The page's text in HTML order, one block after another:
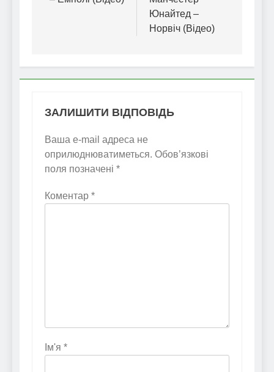
Юнайтед –
Норвіч (Відео)
ЗАЛИШИТИ ВІДПОВІДЬ
Ваша e-mail адреса не
оприлюднюватиметься. Обов’язкові
поля позначені *
Коментар *
Ім'я *